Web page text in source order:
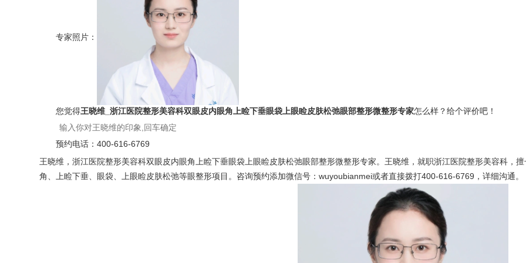
专家照片：
您觉得王晓维_浙江医院整形美容科双眼皮内眼角上睑下垂眼袋上眼睑皮肤松弛眼部整形微整形专家怎么样？给个评价吧！
预约电话：400-616-6769
王晓维，浙江医院整形美容科双眼皮内眼角上睑下垂眼袋上眼睑皮肤松弛眼部整形微整形专家。王晓维，就职浙江医院整形美容科，
角、上睑下垂、眼袋、上眼睑皮肤松弛等眼整形项目。咨询预约添加微信号：wuyoubianmei或者直接拨打400-616-6769，详细沟通。